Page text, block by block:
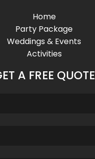
Home
Party Package
Weddings & Events
Activities
A FREE QUOTE